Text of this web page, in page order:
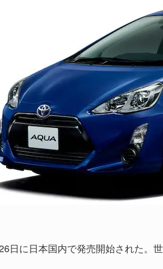
日に日本国内で発売開始された。